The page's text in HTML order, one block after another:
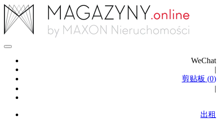
WeChat
|
剪贴板 (0)
|
出租